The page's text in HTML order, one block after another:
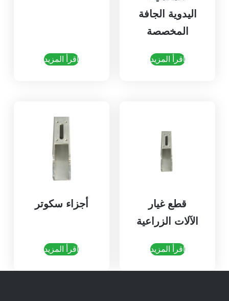
اقرأ المزيد
اليدوية الجافة
المخصصة
اقرأ المزيد
أجزاء سكوتر
اقرأ المزيد
قطع غيار
الآلات الزراعية
اقرأ المزيد